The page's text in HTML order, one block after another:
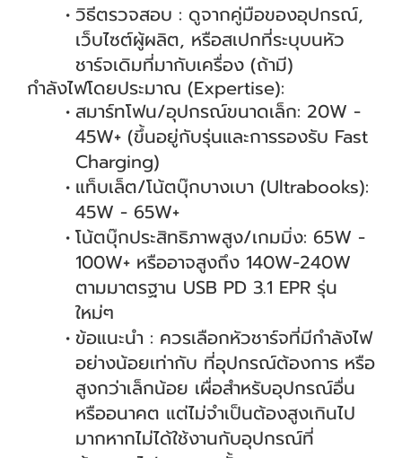
วิธีตรวจสอบ : ดูจากคู่มือของอุปกรณ์,
เว็บไซต์ผู้ผลิต, หรือสเปกที่ระบุบนหัว
ชาร์จเดิมที่มากับเครื่อง (ถ้ามี)
กำลังไฟโดยประมาณ (Expertise):
สมาร์ทโฟน/อุปกรณ์ขนาดเล็ก: 20W -
45W+ (ขึ้นอยู่กับรุ่นและการรองรับ Fast
Charging)
แท็บเล็ต/โน้ตบุ๊กบางเบา (Ultrabooks):
45W - 65W+
โน้ตบุ๊กประสิทธิภาพสูง/เกมมิ่ง: 65W -
100W+ หรืออาจสูงถึง 140W-240W
ตามมาตรฐาน USB PD 3.1 EPR รุ่น
ใหม่ๆ
ข้อแนะนำ : ควรเลือกหัวชาร์จที่มีกำลังไฟ
อย่างน้อยเท่ากับ ที่อุปกรณ์ต้องการ หรือ
สูงกว่าเล็กน้อย เผื่อสำหรับอุปกรณ์อื่น
หรืออนาคต แต่ไม่จำเป็นต้องสูงเกินไป
มากหากไม่ได้ใช้งานกับอุปกรณ์ที่